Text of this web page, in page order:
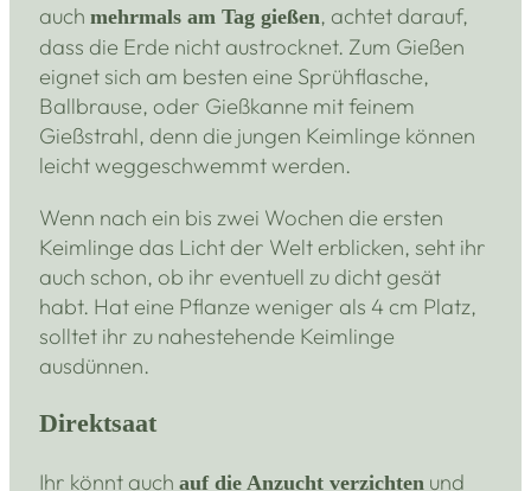
auch mehrmals am Tag gießen, achtet darauf,
dass die Erde nicht austrocknet. Zum Gießen
eignet sich am besten eine Sprühflasche,
Ballbrause, oder Gießkanne mit feinem
Gießstrahl, denn die jungen Keimlinge können
leicht weggeschwemmt werden.
Wenn nach ein bis zwei Wochen die ersten
Keimlinge das Licht der Welt erblicken, seht ihr
auch schon, ob ihr eventuell zu dicht gesät
habt. Hat eine Pflanze weniger als 4 cm Platz,
solltet ihr zu nahestehende Keimlinge
ausdünnen.
Direktsaat
Ihr könnt auch auf die Anzucht verzichten und